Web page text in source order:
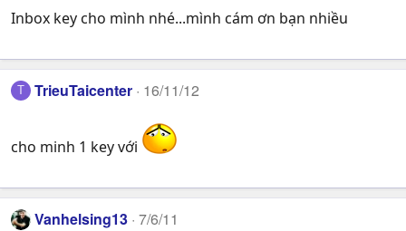
Inbox key cho mình nhé...mình cám ơn bạn nhiều
T TrieuTaicenter 16/11/12
cho minh 1 key với
Vanhelsing13 7/6/11